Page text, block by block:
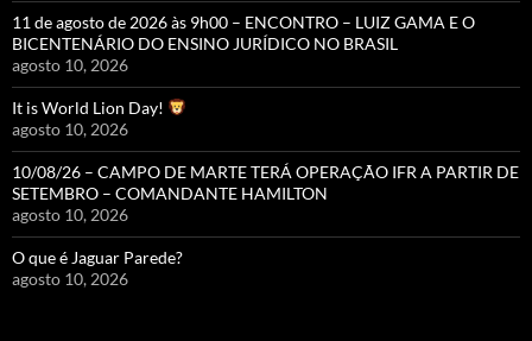
11 de agosto de 2026 às 9h00 – ENCONTRO – LUIZ GAMA E O
BICENTENÁRIO DO ENSINO JURÍDICO NO BRASIL
agosto 10, 2026
It is World Lion Day!
agosto 10, 2026
10/08/26 – CAMPO DE MARTE TERÁ OPERAÇÃO IFR A PARTIR DE
SETEMBRO – COMANDANTE HAMILTON
agosto 10, 2026
O que é Jaguar Parede?
agosto 10, 2026